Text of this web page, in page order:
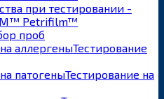
при тестировании -
Petrifilm™
проб
Тестирование
Тестирование на